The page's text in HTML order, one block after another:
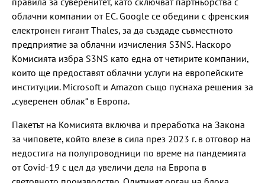
облачни компании от ЕС. Google се обедини с френския
електронен гигант Thales, за да създаде съвместното
предприятие за облачни изчисления S3NS. Наскоро
Комисията избра S3NS като една от четирите компании,
които ще предоставят облачни услуги на европейските
институции. Microsoft и Amazon също пуснаха решения за
„суверенен облак“ в Европа.
Пакетът на Комисията включва и преработка на Закона
за чиповете, който влезе в сила през 2023 г. в отговор на
недостига на полупроводници по време на пандемията
от Covid-19 с цел да увеличи дела на Европа в